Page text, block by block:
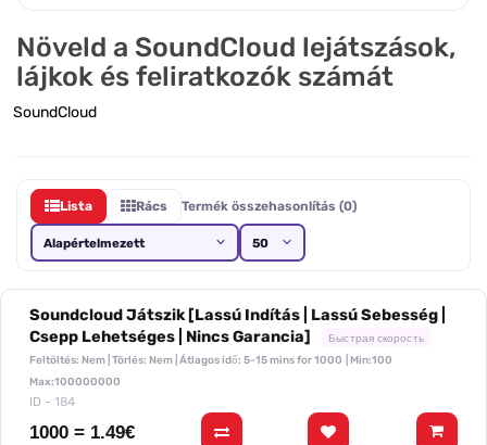
Növeld a SoundCloud lejátszások,
lájkok és feliratkozók számát
SoundCloud
Lista Rács Termék összehasonlítás (0)
Soundcloud Játszik [Lassú Indítás | Lassú Sebesség |
Csepp Lehetséges | Nincs Garancia]
Быстрая скорость
Feltöltés: Nem | Törlés: Nem | Átlagos idő: 5-15 mins for 1000
| Min:100
Max:100000000
ID - 184
1000 = 1.49€